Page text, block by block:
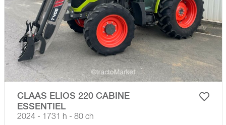
CLAAS ELIOS 220 CABINE
ESSENTIEL
2024 - 1731 h - 80 ch